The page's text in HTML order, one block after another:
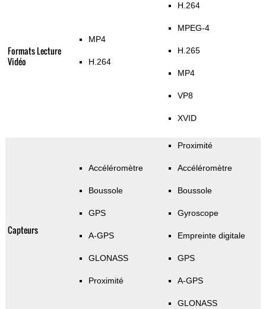
Formats Lecture
Vidéo
MP4
H.264
H.264
MPEG-4
H.265
MP4
VP8
XVID
Capteurs
Accéléromètre
Boussole
GPS
A-GPS
GLONASS
Proximité
Proximité
Accéléromètre
Boussole
Gyroscope
Empreinte digitale
GPS
A-GPS
GLONASS